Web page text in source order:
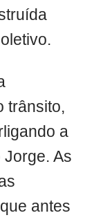
trânsito,
a
As
antes